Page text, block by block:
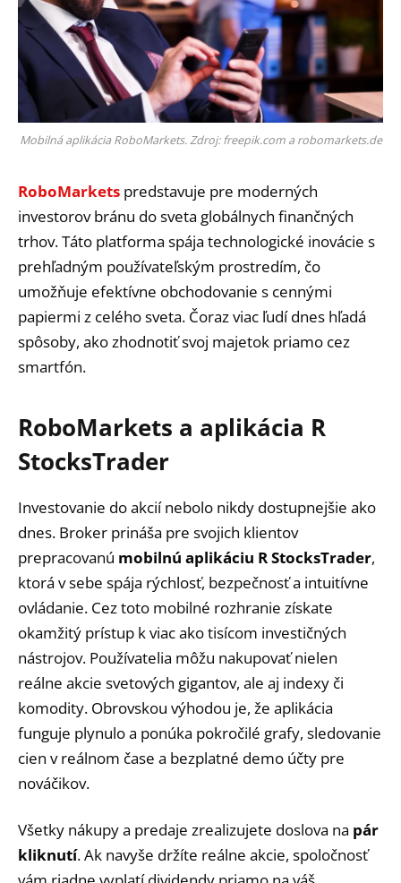
Mobilná aplikácia RoboMarkets. Zdroj: freepik.com a robomarkets.de
RoboMarkets predstavuje pre moderných
investorov bránu do sveta globálnych finančných
trhov. Táto platforma spája technologické inovácie s
prehľadným používateľským prostredím, čo
umožňuje efektívne obchodovanie s cennými
papiermi z celého sveta. Čoraz viac ľudí dnes hľadá
spôsoby, ako zhodnotiť svoj majetok priamo cez
smartfón.
RoboMarkets a aplikácia R
StocksTrader
Investovanie do akcií nebolo nikdy dostupnejšie ako
dnes. Broker prináša pre svojich klientov
prepracovanú mobilnú aplikáciu R StocksTrader,
ktorá v sebe spája rýchlosť, bezpečnosť a intuitívne
ovládanie. Cez toto mobilné rozhranie získate
okamžitý prístup k viac ako tisícom investičných
nástrojov. Používatelia môžu nakupovať nielen
reálne akcie svetových gigantov, ale aj indexy či
komodity. Obrovskou výhodou je, že aplikácia
funguje plynulo a ponúka pokročilé grafy, sledovanie
cien v reálnom čase a bezplatné demo účty pre
nováčikov.
Všetky nákupy a predaje zrealizujete doslova na pár
kliknutí. Ak navyše držíte reálne akcie, spoločnosť